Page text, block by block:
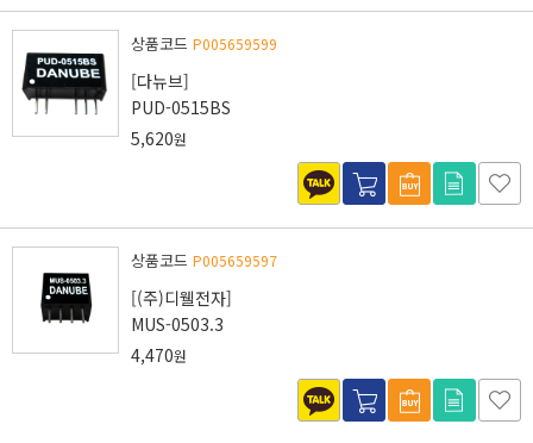
상품코드 P005659599
[다뉴브]
PUD-0515BS
5,620원
상품코드 P005659597
[(주)디웰전자]
MUS-0503.3
4,470원